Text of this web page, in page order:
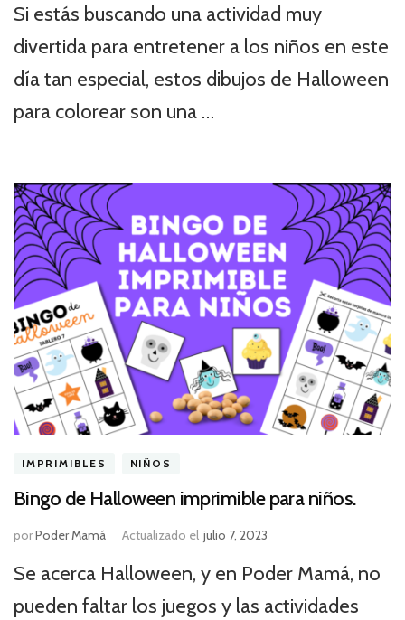
Si estás buscando una actividad muy
divertida para entretener a los niños en este
día tan especial, estos dibujos de Halloween
para colorear son una …
IMPRIMIBLES NIÑOS
Bingo de Halloween imprimible para niños.
porPoder Mamá Actualizado el julio 7, 2023
Se acerca Halloween, y en Poder Mamá, no
pueden faltar los juegos y las actividades